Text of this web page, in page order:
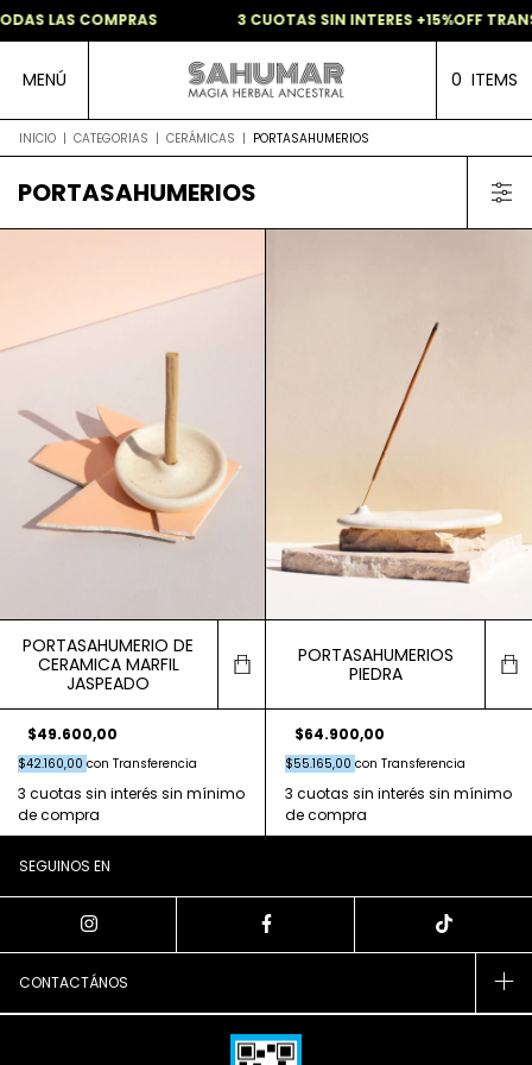
LAS COMPRAS 3 CUOTAS SIN INTERES +15%OFF
MENÚ 0 ITEMS
INICIO | CATEGORIAS | CERÁMICAS | PORTASAHUMERIOS
PORTASAHUMERIOS
PORTASAHUMERIO DE
CERAMICA MARFIL
JASPEADO
$49.600,00
$42.160,00 con Transferencia
PORTASAHUMERIOS
PIEDRA
$64.900,00
$55.165,00 con Transferencia
SEGUINOS EN
CONTACTÁNOS